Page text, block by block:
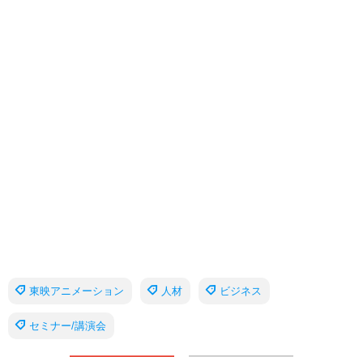
東映アニメーション 人材 ビジネス
セミナー/講演会